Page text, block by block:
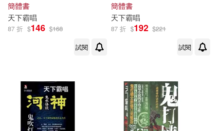
簡體書
天下霸唱
87 折 $146 $168
試閱
簡體書
天下霸唱
87 折 $192 $221
試閱